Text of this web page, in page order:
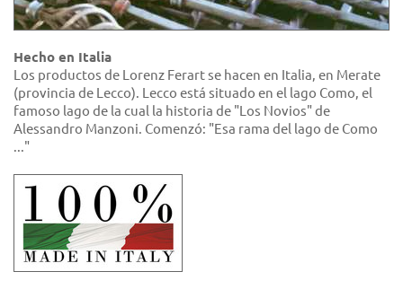
Hecho en Italia
Los productos de Lorenz Ferart se hacen en Italia, en Merate
(provincia de Lecco). Lecco está situado en el lago Como, el
famoso lago de la cual la historia de "Los Novios" de
Alessandro Manzoni. Comenzó: "Esa rama del lago de Como
..."